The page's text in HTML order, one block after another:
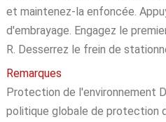
et maintenez-la enfoncée.
d'embrayage. Engagez le
R. Desserrez le frein de
Remarques
Protection de l'environnement
politique globale de protection